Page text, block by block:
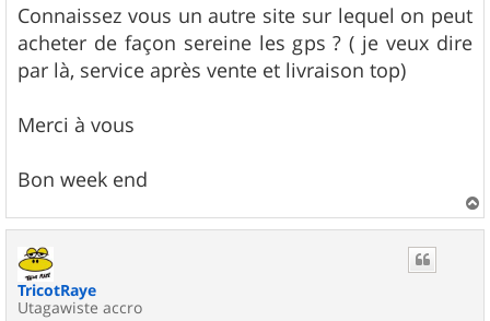
Connaissez vous un autre site sur lequel on peut
acheter de façon sereine les gps ? ( je veux dire
par là, service après vente et livraison top)
Merci à vous
Bon week end
a
TricotRaye
Utagawiste accro